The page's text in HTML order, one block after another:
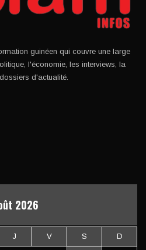
guinéen qui couvre une large
l'économie, les interviews, la
d'actualité.
2026
J V S D